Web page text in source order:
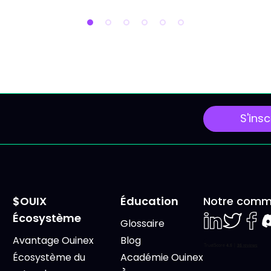
sans savoir ce que tu
simple : 4 piliers,
sommet du G7, plusieurs
exceptionnelle de «
Witching » susceptible
d'accentuer la
marchés. Lundi 15 Juin
$OUIX
Écosystème
Avantage Ouinex
Écosystème du
Éducation
Glossaire
Blog
Académie Ouinex
Notre